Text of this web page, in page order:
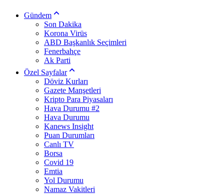
Gündem
Son Dakika
Korona Virüs
ABD Başkanlık Seçimleri
Fenerbahçe
Ak Parti
Özel Sayfalar
Döviz Kurları
Gazete Manşetleri
Kripto Para Piyasaları
Hava Durumu #2
Hava Durumu
Kanews Insight
Puan Durumları
Canlı TV
Borsa
Covid 19
Emtia
Yol Durumu
Namaz Vakitleri